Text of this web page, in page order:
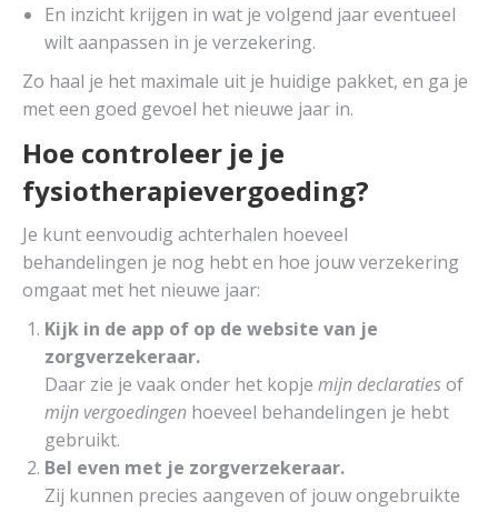
En inzicht krijgen in wat je volgend jaar eventueel
wilt aanpassen in je verzekering.
Zo haal je het maximale uit je huidige pakket, en ga je
met een goed gevoel het nieuwe jaar in.
Hoe controleer je je
fysiotherapievergoeding?
Je kunt eenvoudig achterhalen hoeveel
behandelingen je nog hebt en hoe jouw verzekering
omgaat met het nieuwe jaar:
Kijk in de app of op de website van je
zorgverzekeraar.
Daar zie je vaak onder het kopje mijn declaratiesof
mijn vergoedingen hoeveel behandelingen je hebt
gebruikt.
Bel even met je zorgverzekeraar.
Zij kunnen precies aangeven of jouw ongebruikte